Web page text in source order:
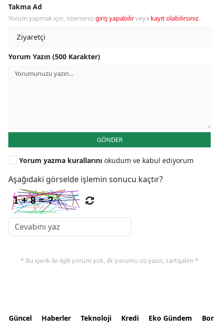
Takma Ad
Yorum yapmak için, istersenizgiriş yapabilirveya kayıt olabilirsiniz.
Yorum Yazın (500 Karakter)
GÖNDER
Yorum yazma kurallarını okudum ve kabul ediyorum
Aşağıdaki görselde işlemin sonucu kaçtır?
* Bu içerik ile ilgili yorum yok, ilk yorumu siz yazın, tartışalım *
Güncel Haberler Teknoloji Kredi Eko Gündem